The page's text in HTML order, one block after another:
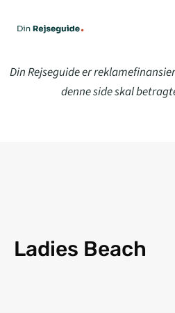
Din Rejseguide er
denne side skal
Ladies Beach